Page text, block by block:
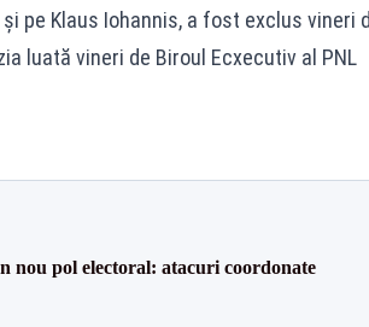
pe Klaus Iohannis, a fost exclus vineri
luată vineri de Biroul Ecxecutiv al PNL
nou pol electoral: atacuri coordonate